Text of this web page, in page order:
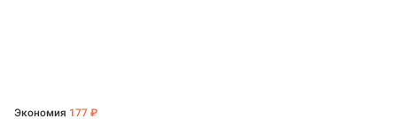
Экономия 177 ₽